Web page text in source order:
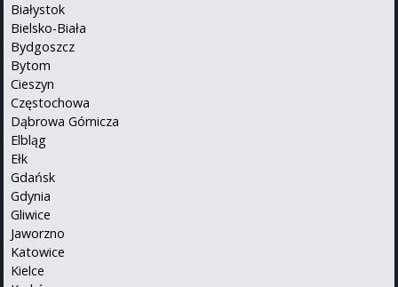
Białystok
Bielsko-Biała
Bydgoszcz
Bytom
Cieszyn
Częstochowa
Dąbrowa Górnicza
Elbląg
Ełk
Gdańsk
Gdynia
Gliwice
Jaworzno
Katowice
Kielce